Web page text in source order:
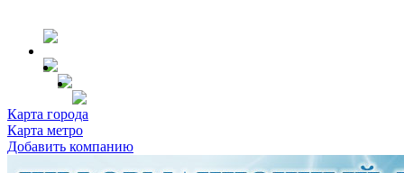
Карта города
Карта метро
Добавить компанию